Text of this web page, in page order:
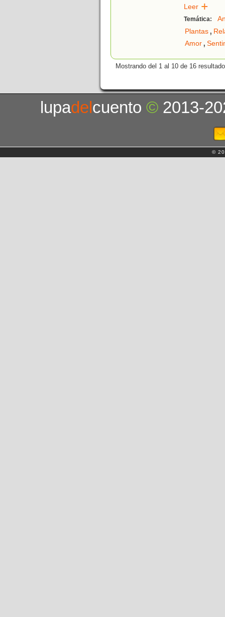
Leer
Temática:
Plantas,
Amor,
Mostrando del 1 al 10 de 16
lupadelcuento© 2013-
©